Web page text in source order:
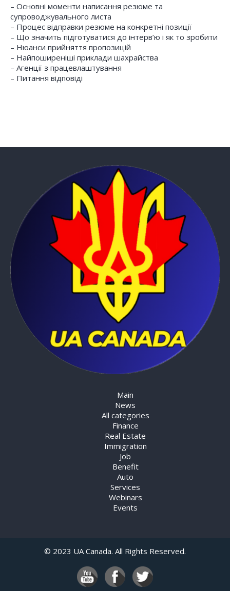
– Основні моменти написання резюме та
супроводжувального листа
– Процес відправки резюме на конкретні позиції
– Що значить підготуватися до інтерв’ю і як то зробити
– Нюанси прийняття пропозицій
– Найпоширеніші приклади шахрайства
– Агенції з працевлаштування
– Питання відповіді
Main
News
All categories
Finance
Real Estate
Immigration
Job
Benefit
Auto
Services
Webinars
Events
© 2023 UA Canada. All Rights Reserved.